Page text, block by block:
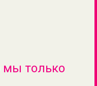
мы только